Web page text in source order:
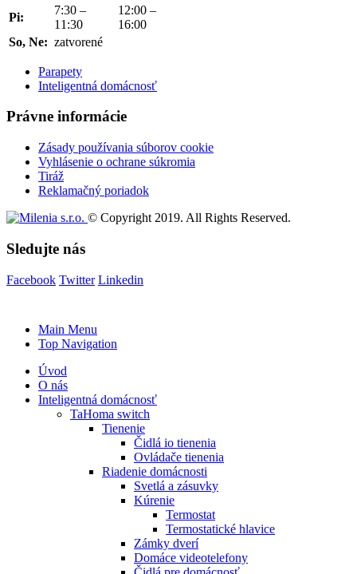
Pi:
7:30 –
11:30
12:00 –
16:00
So, Ne: zatvorené
Parapety
Inteligentná domácnosť
Právne informácie
Zásady používania súborov cookie
Vyhlásenie o ochrane súkromia
Tiráž
Reklamačný poriadok
© Copyright 2019. All Rights Reserved.
Sledujte nás
Facebook Twitter Linkedin
Main Menu
Top Navigation
Úvod
O nás
Inteligentná domácnosť
TaHoma switch
Tienenie
Čidlá io tienenia
Ovládače tienenia
Riadenie domácnosti
Svetlá a zásuvky
Kúrenie
Termostat
Termostatické hlavice
Zámky dverí
Domáce videotelefony